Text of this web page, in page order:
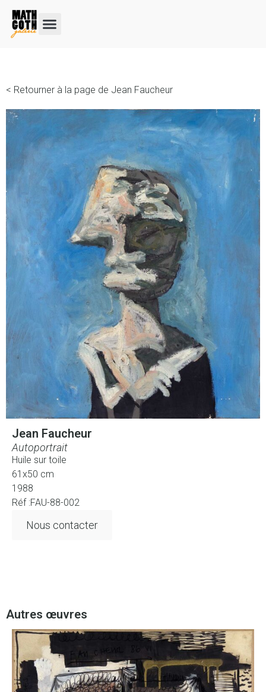
< Retourner à la page de Jean Faucheur
Jean Faucheur
Autoportrait
Huile sur toile
61x50 cm
1988
Réf :FAU-88-002
Nous contacter
Autres œuvres